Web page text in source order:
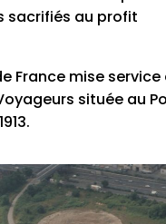
sacrifiés au profit
France mise service
située au